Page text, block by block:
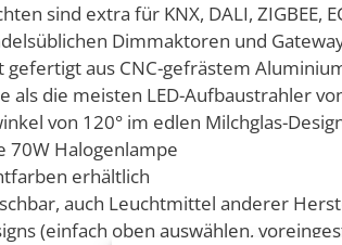
sind extra für KNX, DALI, ZIGBEE,
Dimmaktoren und
aus CNC-gefrästem
als die meisten LED-Aufbaustrahler
von 120° im edlen Milchglas-
70W Halogenlampe
erhältlich
auch Leuchtmittel anderer
(einfach oben auswählen,